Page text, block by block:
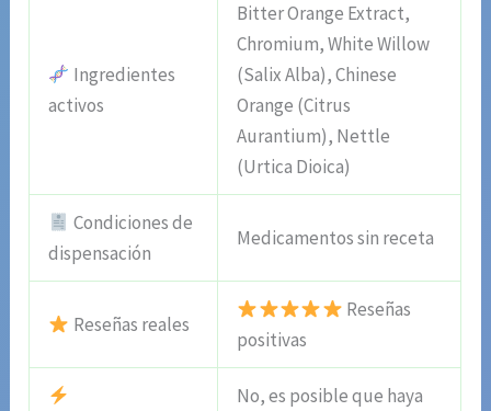
Ingredientes
activos
Bitter Orange Extract,
Chromium, White Willow
(Salix Alba), Chinese
Orange (Citrus
Aurantium), Nettle
(Urtica Dioica)
Condiciones de
dispensación
Medicamentos sin receta
Reseñas reales
Reseñas
positivas
No, es posible que haya